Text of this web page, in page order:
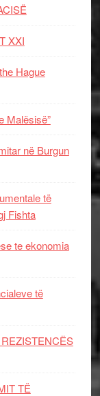
XXI
Hague
Malësisë”
në Burgun
të
Fishta
te ekonomia
të
TË